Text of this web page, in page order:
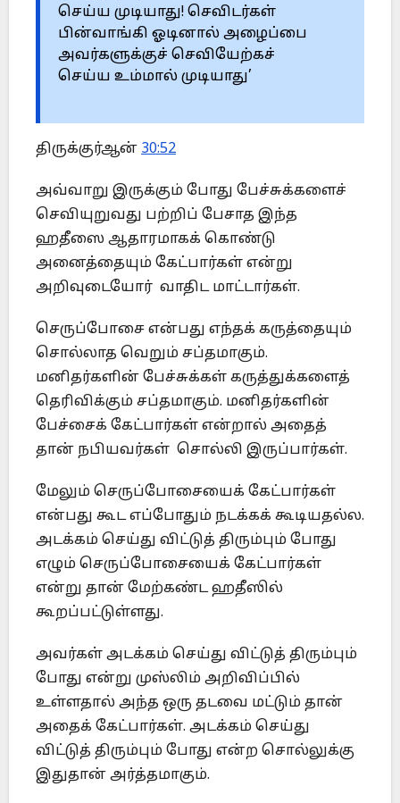
செய்ய முடியாது! செவிடர்கள்
பின்வாங்கி ஓடினால் அழைப்பை
அவர்களுக்குச் செவியேற்கச்
செய்ய உம்மால் முடியாது’
திருக்குர்ஆன் 30:52
அவ்வாறு இருக்கும் போது பேச்சுக்களைச்
செவியுறுவது பற்றிப் பேசாத இந்த
ஹதீஸை ஆதாரமாகக் கொண்டு
அனைத்தையும் கேட்பார்கள் என்று
அறிவுடையோர் வாதிட மாட்டார்கள்.
செருப்போசை என்பது எந்தக் கருத்தையும்
சொல்லாத வெறும் சப்தமாகும்.
மனிதர்களின் பேச்சுக்கள் கருத்துக்களைத்
தெரிவிக்கும் சப்தமாகும். மனிதர்களின்
பேச்சைக் கேட்பார்கள் என்றால் அதைத்
தான் நபியவர்கள் சொல்லி இருப்பார்கள்.
மேலும் செருப்போசையைக் கேட்பார்கள்
என்பது கூட எப்போதும் நடக்கக் கூடியதல்ல.
அடக்கம் செய்து விட்டுத் திரும்பும் போது
எழும் செருப்போசையைக் கேட்பார்கள்
என்று தான் மேற்கண்ட ஹதீஸில்
கூறப்பட்டுள்ளது.
அவர்கள் அடக்கம் செய்து விட்டுத் திரும்பும்
போது என்று முஸ்லிம் அறிவிப்பில்
உள்ளதால் அந்த ஒரு தடவை மட்டும் தான்
அதைக் கேட்பார்கள். அடக்கம் செய்து
விட்டுத் திரும்பும் போது என்ற சொல்லுக்கு
இதுதான் அர்த்தமாகும்.